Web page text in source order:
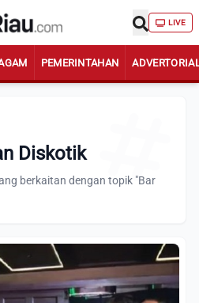
LIVE
PEMERINTAHAN
Diskotik
berkaitan dengan topik "Bar